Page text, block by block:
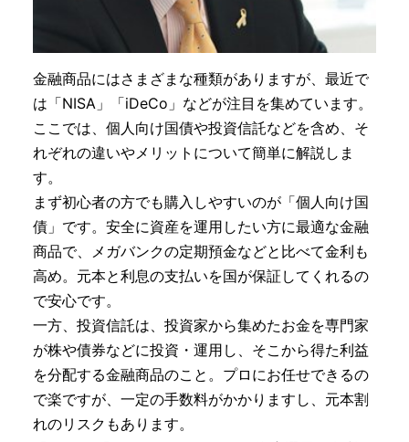
金融商品にはさまざまな種類がありますが、最近で
は「NISA」「iDeCo」などが注目を集めています。
ここでは、個人向け国債や投資信託などを含め、そ
れぞれの違いやメリットについて簡単に解説しま
す。
まず初心者の方でも購入しやすいのが「個人向け国
債」です。安全に資産を運用したい方に最適な金融
商品で、メガバンクの定期預金などと比べて金利も
高め。元本と利息の支払いを国が保証してくれるの
で安心です。
一方、投資信託は、投資家から集めたお金を専門家
が株や債券などに投資・運用し、そこから得た利益
を分配する金融商品のこと。プロにお任せできるの
で楽ですが、一定の手数料がかかりますし、元本割
れのリスクもあります。